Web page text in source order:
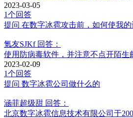
2023-03-05
1个回答
提问 在数字冰雹攻击前，如何使我的
氪友SJKf 回答：
使用防病毒软件，并注意不点开陌生
2023-02-09
1个回答
提问 数字冰雹公司做什么的
涵菲超级甜 回答：
北京数字冰雹信息技术有限公司于